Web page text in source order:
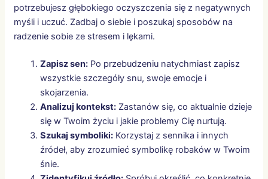
potrzebujesz głębokiego oczyszczenia się z negatywnych
myśli i uczuć. Zadbaj o siebie i poszukaj sposobów na
radzenie sobie ze stresem i lękami.
Zapisz sen:Po przebudzeniu natychmiast zapisz
wszystkie szczegóły snu, swoje emocje i
skojarzenia.
Analizuj kontekst:Zastanów się, co aktualnie dzieje
się w Twoim życiu i jakie problemy Cię nurtują.
Szukaj symboliki:Korzystaj z sennika i innych
źródeł, aby zrozumieć symbolikę robaków w Twoim
śnie.